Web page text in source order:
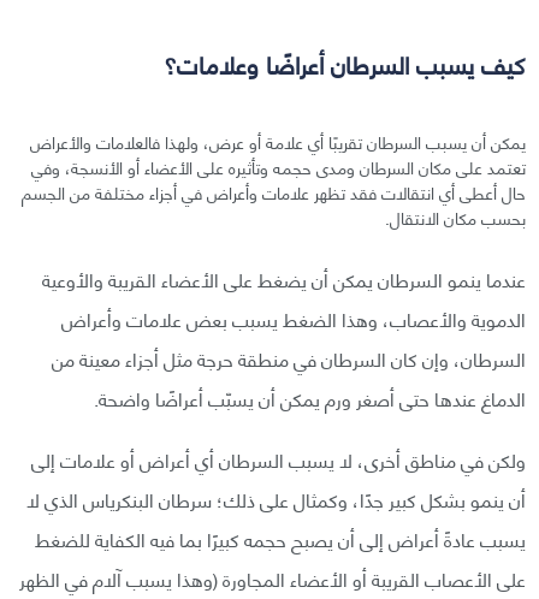
كيف يسبب السرطان أعراضًا وعلامات؟
يمكن أن يسبب السرطان تقريبًا أي علامة أو عرض، ولهذا فالعلامات والأعراض
تعتمد على مكان السرطان ومدى حجمه وتأثيره على الأعضاء أو الأنسجة، وفي
حال أعطى أي انتقالات فقد تظهر علامات وأعراض في أجزاء مختلفة من الجسم
بحسب مكان الانتقال.
عندما ينمو السرطان يمكن أن يضغط على الأعضاء القريبة والأوعية
الدموية والأعصاب، وهذا الضغط يسبب بعض علامات وأعراض
السرطان، وإن كان السرطان في منطقة حرجة مثل أجزاء معينة من
الدماغ عندها حتى أصغر ورم يمكن أن يسبّب أعراضًا واضحة.
ولكن في مناطق أخرى، لا يسبب السرطان أي أعراض أو علامات إلى
أن ينمو بشكل كبير جدًا، وكمثال على ذلك؛ سرطان البنكرياس الذي لا
يسبب عادةً أعراض إلى أن يصبح حجمه كبيرًا بما فيه الكفاية للضغط
على الأعصاب القريبة أو الأعضاء المجاورة (وهذا يسبب آلام في الظهر